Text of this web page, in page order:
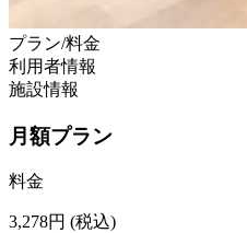
プラン/料金
利用者情報
施設情報
月額プラン
料金
3,278円 (税込)